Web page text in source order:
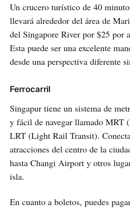
Un crucero turístico de 40
llevará alrededor del área de
del Singapore River por $25 por
Esta puede ser una excelente
desde una perspectiva diferente
Ferrocarril
Singapur tiene un sistema de
y fácil de navegar llamado MRT
LRT (Light Rail Transit).
atracciones del centro de la
hasta Changi Airport y otros
isla.
En cuanto a boletos, puedes